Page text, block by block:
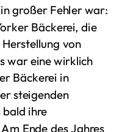
großer Fehler war:
Bäckerei, die
von
war eine wirklich
Bäckerei in
steigenden
bald ihre
Ende des Jahres